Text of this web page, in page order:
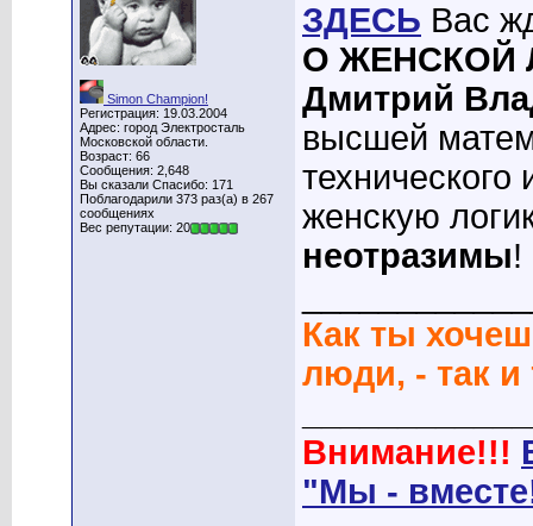
Simon Champion!
Регистрация: 19.03.2004
Адрес: город Электросталь
Московской области.
Возраст: 66
Сообщения: 2,648
Вы сказали Спасибо: 171
Поблагодарили 373 раз(а) в 267
сообщениях
Вес репутации: 20
ЗДЕСЬ Вас
О ЖЕНСКОЙ
Дмитрий
высшей
технического
женскую
неотразимы!
Как ты
люди, - так
Внимание!!!
"Мы -